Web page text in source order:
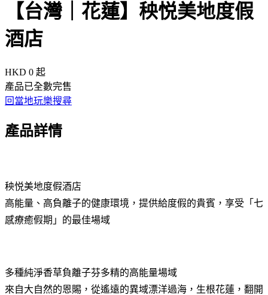
【台灣｜花蓮】秧悦美地度假
酒店
HKD 0 起
產品已全數完售
回當地玩樂搜尋
產品詳情
秧悦美地度假酒店
高能量、高負離子的健康環境，提供給度假的貴賓，享受「七
感療癒假期」的最佳場域
多種純淨香草負離子芬多精的高能量場域
來自大自然的恩賜，從遙遠的異域漂洋過海，生根花蓮，翻開